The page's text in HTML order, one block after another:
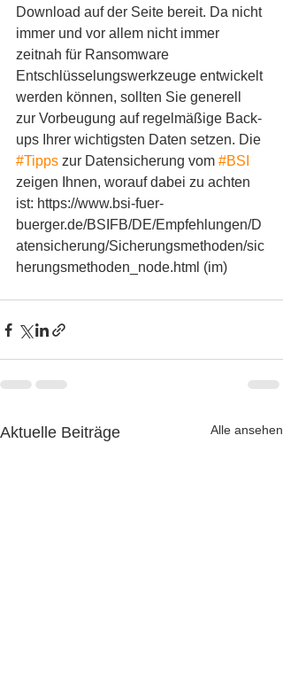
Download auf der Seite bereit. Da nicht
immer und vor allem nicht immer
zeitnah für Ransomware
Entschlüsselungswerkzeuge entwickelt
werden können, sollten Sie generell
zur Vorbeugung auf regelmäßige Back-
ups Ihrer wichtigsten Daten setzen. Die
#Tipps zur Datensicherung vom #BSI
zeigen Ihnen, worauf dabei zu achten
ist: https://www.bsi-fuer-
buerger.de/BSIFB/DE/Empfehlungen/D
atensicherung/Sicherungsmethoden/sic
herungsmethoden_node.html (im)
Aktuelle Beiträge Alle ansehen